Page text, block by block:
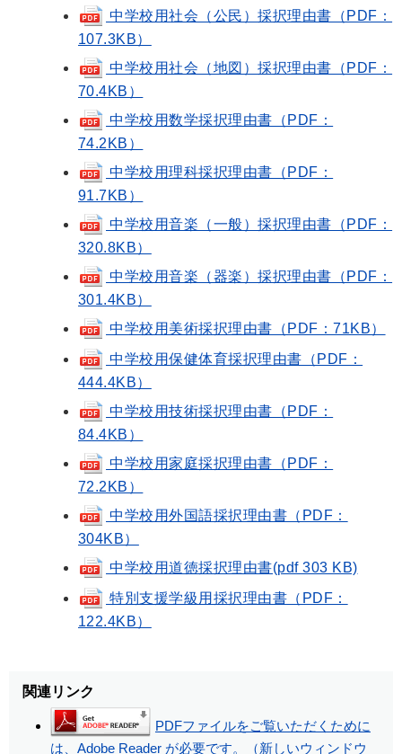
中学校用社会（公民）採択理由書（PDF：
107.3KB）
中学校用社会（地図）採択理由書（PDF：
70.4KB）
中学校用数学採択理由書（PDF：
74.2KB）
中学校用理科採択理由書（PDF：
91.7KB）
中学校用音楽（一般）採択理由書（PDF：
320.8KB）
中学校用音楽（器楽）採択理由書（PDF：
301.4KB）
中学校用美術採択理由書（PDF：71KB）
中学校用保健体育採択理由書（PDF：
444.4KB）
中学校用技術採択理由書（PDF：
84.4KB）
中学校用家庭採択理由書（PDF：
72.2KB）
中学校用外国語採択理由書（PDF：
304KB）
中学校用道徳採択理由書(pdf 303 KB)
特別支援学級用採択理由書（PDF：
122.4KB）
関連リンク
PDFファイルをご覧いただくために
は、Adobe Reader が必要です。（新しいウィンドウ